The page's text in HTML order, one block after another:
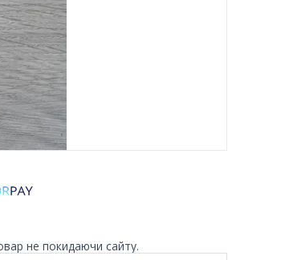
не покидаючи сайту.